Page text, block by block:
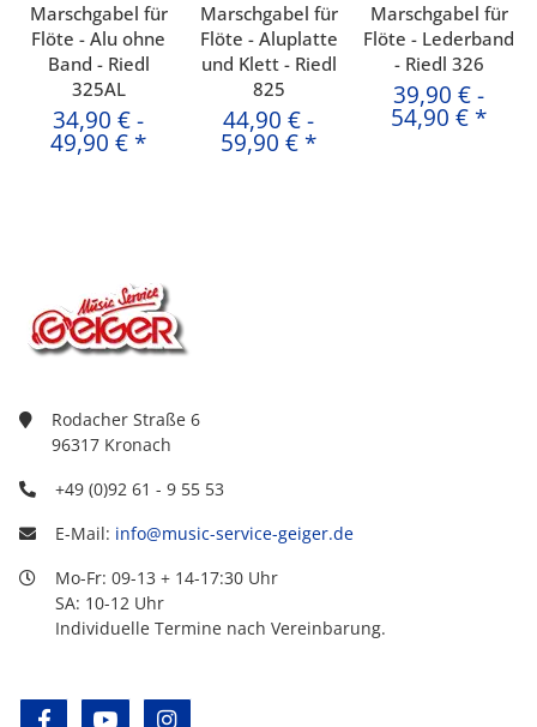
Marschgabel für
Flöte - Alu ohne
Band - Riedl
325AL
34,90 €-
49,90 € *
Marschgabel für
Flöte - Aluplatte
und Klett - Riedl
825
44,90 €-
59,90 € *
Marschgabel für
Flöte - Lederband
- Riedl 326
39,90 €-
54,90 € *
Rodacher Straße 6
96317 Kronach
+49 (0)92 61 - 9 55 53
E-Mail: info@music-service-geiger.de
Mo-Fr: 09-13 + 14-17:30 Uhr
SA: 10-12 Uhr
Individuelle Termine nach Vereinbarung.
facebookyoutube